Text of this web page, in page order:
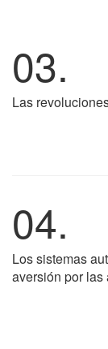
03.
Las
04.
Los sistemas
aversión por